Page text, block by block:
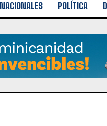
NACIONALES POLÍTICA